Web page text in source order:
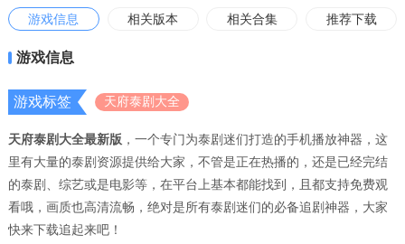
游戏信息 相关版本 相关合集 推荐下载
游戏信息
游戏标签 天府泰剧大全
天府泰剧大全最新版 ，一个专门为泰剧迷们打造的手机播放神器，这
里有大量的泰剧资源提供给大家，不管是正在热播的，还是已经完结
的泰剧、综艺或是电影等，在平台上基本都能找到，且都支持免费观
看哦，画质也高清流畅，绝对是所有泰剧迷们的必备追剧神器，大家
快来下载追起来吧！